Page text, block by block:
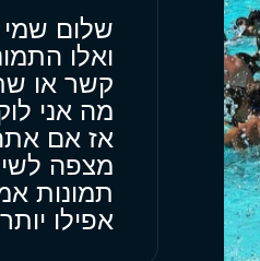
שלום שמי
ואלו
קשר או
מה אני
אז אם
מצפה
תמונות
אפילו